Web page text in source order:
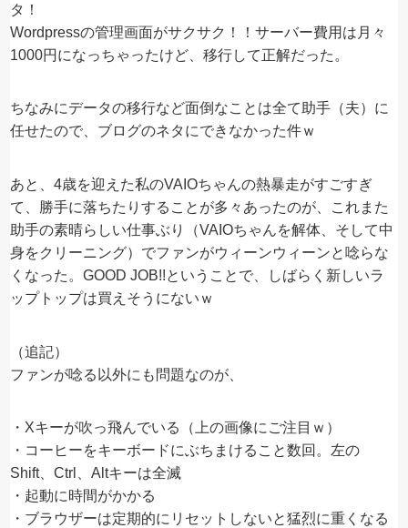
タ！
Wordpressの管理画面がサクサク！！サーバー費用は月々
1000円になっちゃったけど、移行して正解だった。
ちなみにデータの移行など面倒なことは全て助手（夫）に
任せたので、ブログのネタにできなかった件ｗ
あと、4歳を迎えた私のVAIOちゃんの熱暴走がすごすぎ
て、勝手に落ちたりすることが多々あったのが、これまた
助手の素晴らしい仕事ぶり（VAIOちゃんを解体、そして中
身をクリーニング）でファンがウィーンウィーンと唸らな
くなった。GOOD JOB!!ということで、しばらく新しいラ
ップトップは買えそうにないｗ
（追記）
ファンが唸る以外にも問題なのが、
・Xキーが吹っ飛んでいる（上の画像にご注目ｗ）
・コーヒーをキーボードにぶちまけること数回。左の
Shift、Ctrl、Altキーは全滅
・起動に時間がかかる
・ブラウザーは定期的にリセットしないと猛烈に重くなる